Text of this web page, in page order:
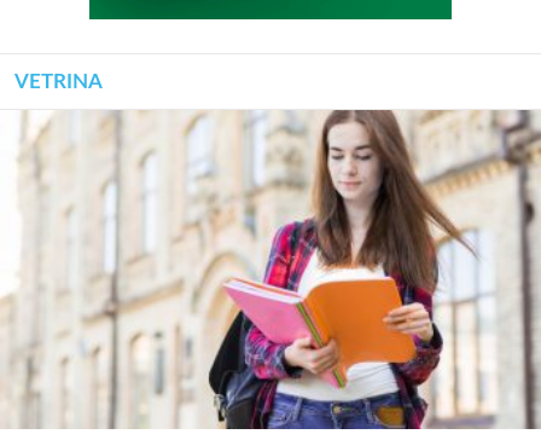
VETRINA